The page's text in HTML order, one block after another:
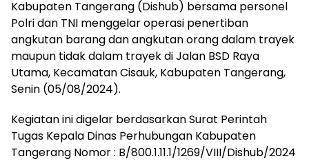
Kabupaten Tangerang (Dishub) bersama personel
Polri dan TNI menggelar operasi penertiban
angkutan barang dan angkutan orang dalam trayek
maupun tidak dalam trayek di Jalan BSD Raya
Utama, Kecamatan Cisauk, Kabupaten Tangerang,
Senin (05/08/2024).
Kegiatan ini digelar berdasarkan Surat Perintah
Tugas Kepala Dinas Perhubungan Kabupaten
Tangerang Nomor : B/800.1.11.1/1269/VIII/Dishub/2024